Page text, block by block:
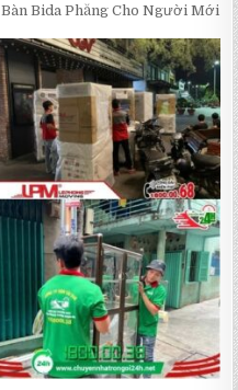
Bida Phăng Cho Người Mới